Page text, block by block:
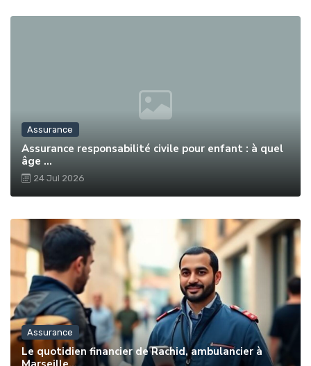
Assurance
Assurance responsabilité civile pour enfant : à quel
âge ...
24 Jul 2026
Assurance
Le quotidien financier de Rachid, ambulancier à